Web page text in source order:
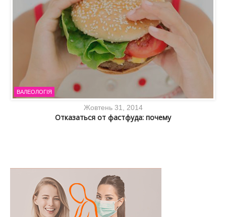
ВАЛЕОЛОГІЯ
Жовтень 31, 2014
Отказаться от фастфуда: почему